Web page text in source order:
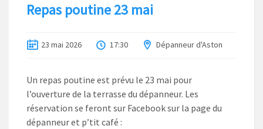
Repas poutine 23 mai
23 mai 2026 17:30 Dépanneur d'Aston
Un repas poutine est prévu le 23 mai pour
l’ouverture de la terrasse du dépanneur. Les
réservation se feront sur Facebook sur la page du
dépanneur et p’tit café :